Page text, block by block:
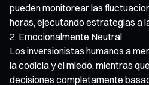
pueden monitorear las
horas, ejecutando estrategias a
Emocionalmente Neutral
Los inversionistas humanos a
la codicia y el miedo, mientras
decisiones completamente